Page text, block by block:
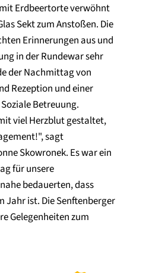
Erdbeertorte verwöhnt
Sekt zum Anstoßen. Die
Erinnerungen aus und
in der Rundewar sehr
der Nachmittag von
Rezeption und einer
Betreuung.
viel Herzblut gestaltet,
sagt
Skowronek. Es war ein
für unsere
bedauerten, dass
ist. Die Senftenberger
Gelegenheiten zum